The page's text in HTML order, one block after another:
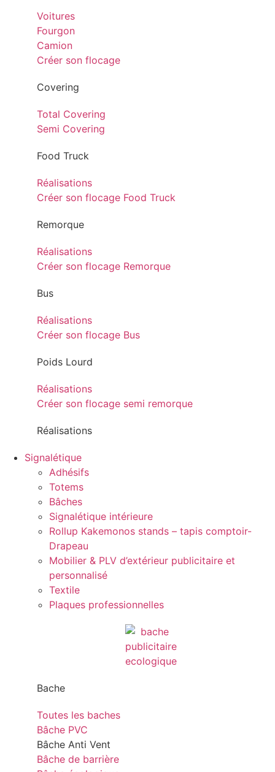
Voitures
Fourgon
Camion
Créer son flocage
Covering
Total Covering
Semi Covering
Food Truck
Réalisations
Créer son flocage Food Truck
Remorque
Réalisations
Créer son flocage Remorque
Bus
Réalisations
Créer son flocage Bus
Poids Lourd
Réalisations
Créer son flocage semi remorque
Réalisations
Signalétique
Adhésifs
Totems
Bâches
Signalétique intérieure
Rollup Kakemonos stands – tapis comptoir-
Drapeau
Mobilier & PLV d’extérieur publicitaire et
personnalisé
Textile
Plaques professionnelles
Bache
Toutes les baches
Bâche PVC
Bâche Anti Vent
Bâche de barrière